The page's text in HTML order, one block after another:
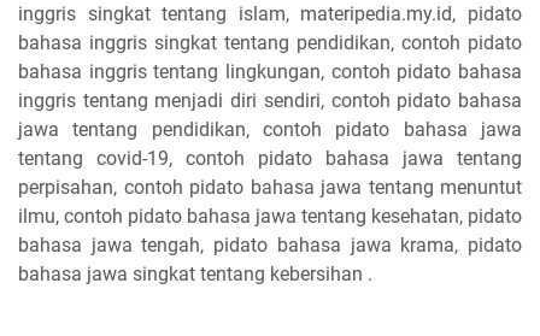
inggris singkat tentang islam, materipedia.my.id, pidato
bahasa inggris singkat tentang pendidikan, contoh pidato
bahasa inggris tentang lingkungan, contoh pidato bahasa
inggris tentang menjadi diri sendiri, contoh pidato bahasa
jawa tentang pendidikan, contoh pidato bahasa jawa
tentang covid-19, contoh pidato bahasa jawa tentang
perpisahan, contoh pidato bahasa jawa tentang menuntut
ilmu, contoh pidato bahasa jawa tentang kesehatan, pidato
bahasa jawa tengah, pidato bahasa jawa krama, pidato
bahasa jawa singkat tentang kebersihan .